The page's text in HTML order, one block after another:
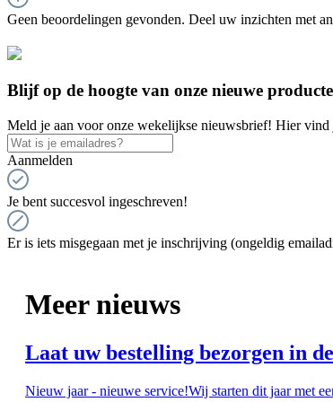
Geen beoordelingen gevonden. Deel uw inzichten met
Blijf op de hoogte van onze nieuwe
Meld je aan voor onze wekelijkse nieuwsbrief! Hier vind
Aanmelden
Je bent succesvol ingeschreven!
Er is iets misgegaan met je inschrijving (ongeldig
Meer nieuws
Laat uw bestelling bezorgen in
Nieuw jaar - nieuwe service!Wij starten dit jaar met